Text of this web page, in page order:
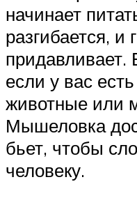
начинает
разгибается, и
придавливает.
если у вас
животные или
Мышеловка
бьет, чтобы
человеку.